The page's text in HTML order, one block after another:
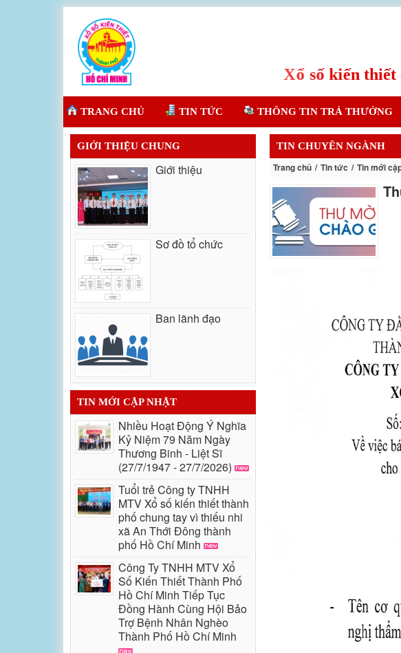
TRANG CHỦ TIN TỨC THÔNG TIN TRẢ THƯỞNG
TIN CHUYÊN NGÀNH
Trang chủ Tin tức Tin mới
GIỚI THIỆU CHUNG
Giới thiệu
Sơ đồ tổ chức
Ban lãnh đạo
TIN MỚI CẬP NHẬT
Nhiều Hoạt Động Ý Nghĩa
Kỷ Niệm 79 Năm Ngày
Thương Binh - Liệt Sĩ
(27/7/1947 - 27/7/2026)
Tuổi trẻ Công ty TNHH
MTV Xổ số kiến thiết thành
phố chung tay vì thiếu nhi
xã An Thới Đông thành
phố Hồ Chí Minh
Công Ty TNHH MTV Xổ
Số Kiến Thiết Thành Phố
Hồ Chí Minh Tiếp Tục
Đồng Hành Cùng Hội Bảo
Trợ Bệnh Nhân Nghèo
Thành Phố Hồ Chí Minh